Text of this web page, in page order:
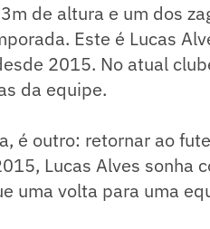
de altura e um dos
Este é Lucas
2015. No atual
da equipe.
é outro: retornar ao
Lucas Alves sonha
uma volta para uma